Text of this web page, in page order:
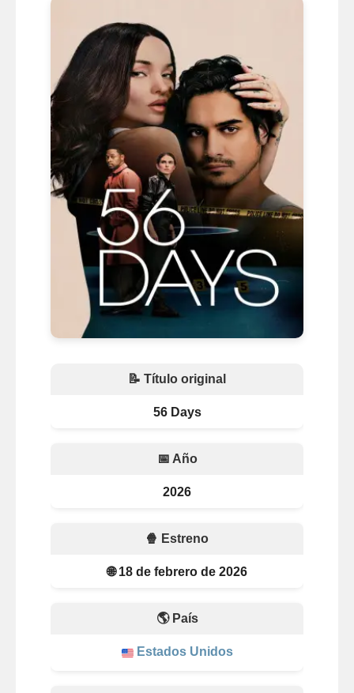
📝 Título original
56 Days
📅 Año
2026
🍿 Estreno
🌐 18 de febrero de 2026
🌎 País
Estados Unidos